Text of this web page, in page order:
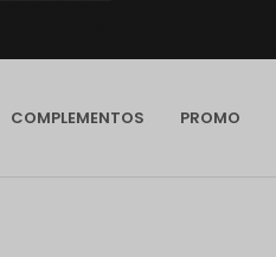
COMPLEMENTOS PROMO